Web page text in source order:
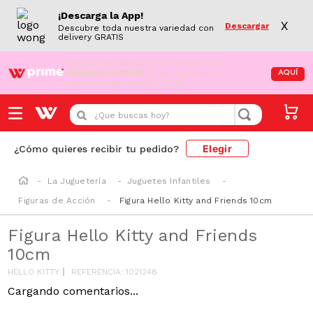
¡Descarga la App!
Descubre toda nuestra variedad con
delivery GRATIS
Descargar X
¡Aún no eres Wong Prime! Aprovecha el
DESPACHO GRATIS en tus compras de
supermercado desde S/79.90
AQUÍ
¿Que buscas hoy?
¿Cómo quieres recibir tu pedido? Elegir
La Juguetería
Juguetes Infantiles
Figuras de Acción
Figura Hello Kitty and Friends 10cm
Figura Hello Kitty and Friends
10cm
HELLO KITTY REFERENCIA:1021248
Cargando comentarios...